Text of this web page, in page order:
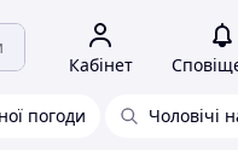
Кабінет
погоди Чоловічі